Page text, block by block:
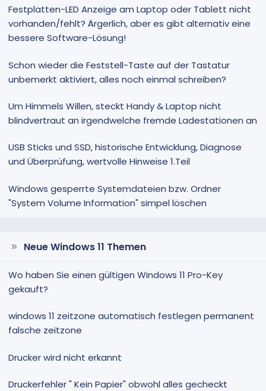
Festplatten-LED Anzeige am Laptop oder Tablett nicht
vorhanden/fehlt? Ärgerlich, aber es gibt alternativ eine
bessere Software-Lösung!
Schon wieder die Feststell-Taste auf der Tastatur
unbemerkt aktiviert, alles noch einmal schreiben?
Um Himmels Willen, steckt Handy & Laptop nicht
blindvertraut an irgendwelche fremde Ladestationen an
USB Sticks und SSD, historische Entwicklung, Diagnose
und Überprüfung, wertvolle Hinweise 1.Teil
Windows gesperrte Systemdateien bzw. Ordner
"System Volume Information" simpel löschen
Neue Windows 11 Themen
Wo haben Sie einen gültigen Windows 11 Pro-Key
gekauft?
windows 11 zeitzone automatisch festlegen permanent
falsche zeitzone
Drucker wird nicht erkannt
Druckerfehler " Kein Papier" obwohl alles gecheckt